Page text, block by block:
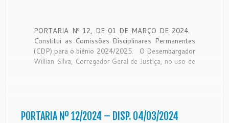
PORTARIA Nº 12, DE 01 DE MARÇO DE 2024.
Constitui as Comissões Disciplinares Permanentes
(CDP) para o biênio 2024/2025. O Desembargador
Willian Silva, Corregedor Geral de Justiça, no uso de
PORTARIA Nº 12/2024 – DISP. 04/03/2024